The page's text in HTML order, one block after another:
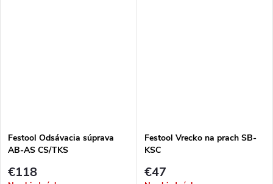
Festool Odsávacia súprava
AB-AS CS/TKS
€118
Festool Vrecko na prach SB-
KSC
€47